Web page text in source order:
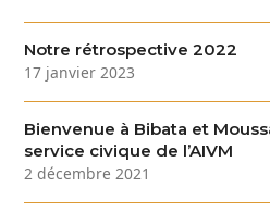
Notre rétrospective 2022
17 janvier 2023
Bienvenue à Bibata et
service civique de l’AIVM
2 décembre 2021